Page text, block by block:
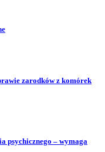
zarodków z komórek
psychicznego – wymaga